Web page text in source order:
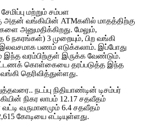
மற்றும் சம்பள
அதன் வங்கியின் ATMகளில் மாதத்திற்கு
அனுமதிக்கிறது. மேலும்,
6 நகரங்கள்) 3 முறையும், பிற வங்கி
இலவசமாக பணம் எடுக்கலாம். இப்போது
இந்த வரம்பிற்குள் இருக்க வேண்டும்.
கொள்கையை தரப்படுத்த இந்த
வங்கி தெரிவித்துள்ளது.
நடப்பு நிதியாண்டின் டிசம்பர்
நிகர லாபம் 12.17 சதவீதம்
வட்டி வருமானமும் 6.4 சதவீதம்
கோடியை எட்டியுள்ளது.